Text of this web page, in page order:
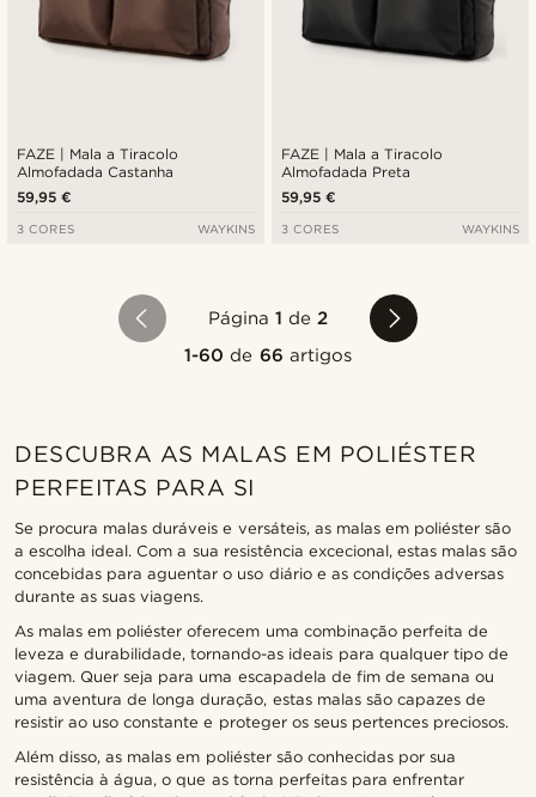
FAZE | Mala a Tiracolo
Almofadada Castanha
59,95 €
3 CORES WAYKINS
FAZE | Mala a Tiracolo
Almofadada Preta
59,95 €
3 CORES WAYKINS
Página 1 de2
1-60 de 66 artigos
DESCUBRA AS MALAS EM POLIÉSTER
PERFEITAS PARA SI
Se procura malas duráveis e versáteis, as malas em poliéster são
a escolha ideal. Com a sua resistência excecional, estas malas são
concebidas para aguentar o uso diário e as condições adversas
durante as suas viagens.
As malas em poliéster oferecem uma combinação perfeita de
leveza e durabilidade, tornando-as ideais para qualquer tipo de
viagem. Quer seja para uma escapadela de fim de semana ou
uma aventura de longa duração, estas malas são capazes de
resistir ao uso constante e proteger os seus pertences preciosos.
Além disso, as malas em poliéster são conhecidas por sua
resistência à água, o que as torna perfeitas para enfrentar